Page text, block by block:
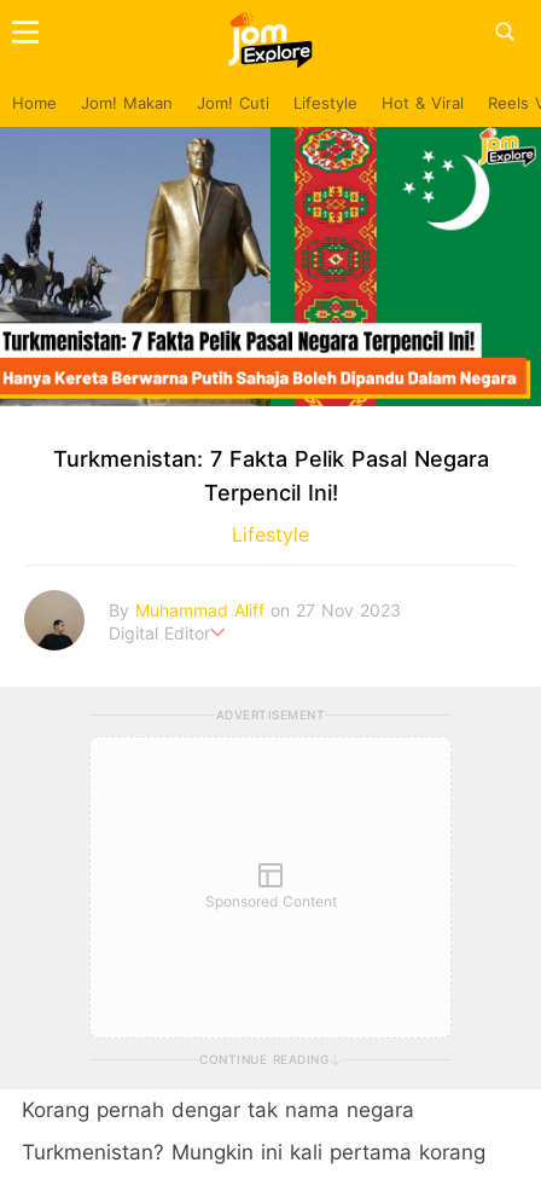
Home Jom! Makan Jom! Cuti Lifestyle Hot & Viral Reels
Turkmenistan: 7 Fakta Pelik Pasal Negara
Terpencil Ini!
Lifestyle
By Muhammad Aliff on 27 Nov 2023
Digital Editor
ADVERTISEMENT
Sponsored Content
CONTINUE READING
Korang pernah dengar tak nama negara
Turkmenistan? Mungkin ini kali pertama korang